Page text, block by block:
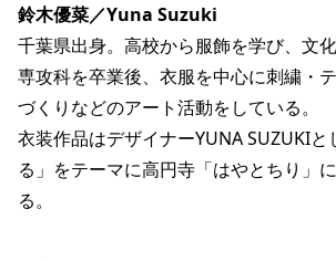
鈴木優菜／Yuna Suzuki
千葉県出身。高校から服飾を学び、文
専攻科を卒業後、衣服を中心に刺繍・
づくりなどのアート活動をしている。
衣装作品はデザイナーYUNA SUZUKI
る」をテーマに高円寺「はやとちり」
る。